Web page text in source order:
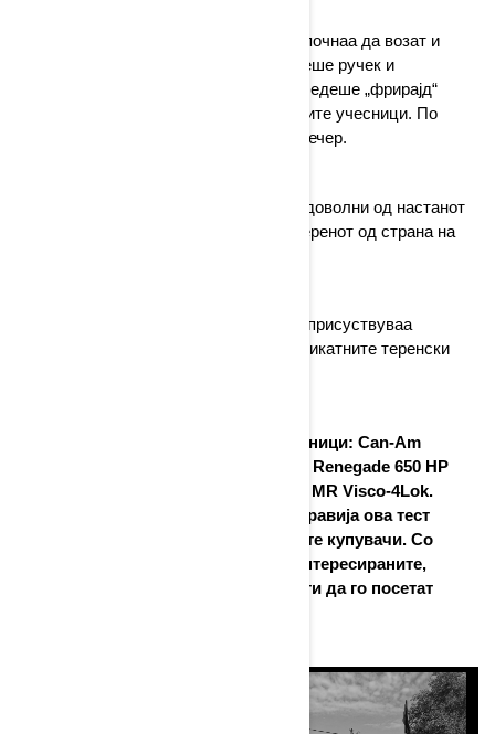
По стартувањето на четири возила, почнаа да возат и
теренски возила. По возењето следеше ручек и
доделување на наградите, по што следеше „фрирајд“
возење низ полигонот и шумите за сите учесници. По
возењето се дружевме до доцна навечер.
Сите учесници беа исклучително задоволни од настанот
и професионалната подготовка на теренот од страна на
На самиот настан во текот на денот присуствуваа
илјадници гледачи, кои уживаа во уникатните теренски
AC Prikratki има изложено три единици: Can-Am
Maverick Sport 1000R DPS, Can-Am Renegade 650 HP
KSC и Can-Am Outlander 1000R HP MR Visco-4Lok.
Сите три единици исто така го направија ова тест
возење достапно за потенцијалните купувачи. Со
оглед на одличниот одзив од заинтересираните,
очекуваме голем број нови клиенти да го посетат